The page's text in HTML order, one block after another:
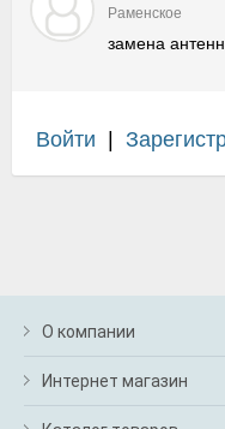
Раменское
замена
Войти
О компании
Интернет магазин